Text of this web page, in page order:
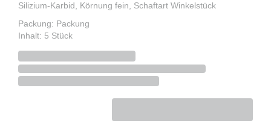
Silizium-Karbid, Körnung fein, Schaftart Winkelstück
Packung: Packung
Inhalt: 5 Stück